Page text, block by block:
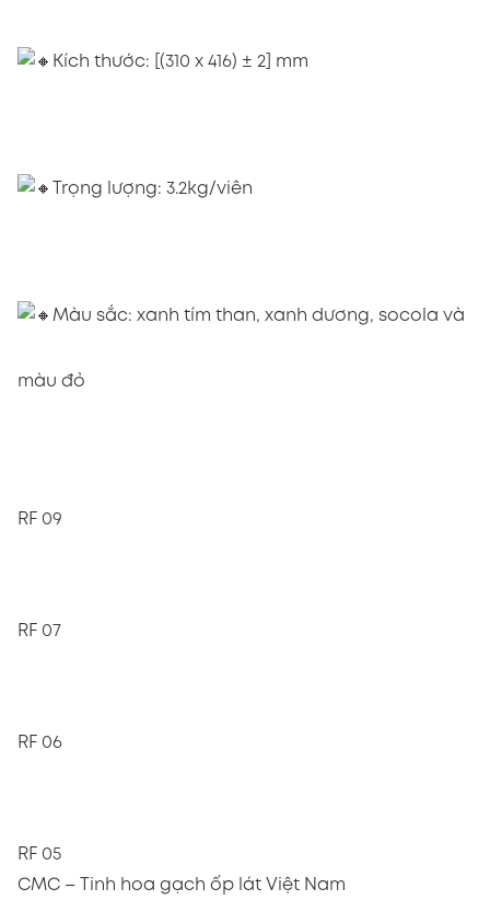
Kích thước: [(310 x 416) ± 2] mm
Trọng lượng: 3.2kg/viên
Màu sắc: xanh tím than, xanh dương, socola và
màu đỏ
RF 09
RF 07
RF 06
RF 05
CMC – Tinh hoa gạch ốp lát Việt Nam